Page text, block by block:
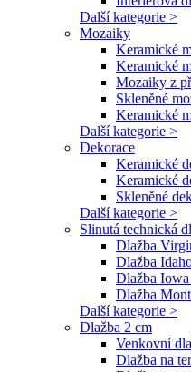
Další kategorie >
Mozaiky
Keramické
Keramické
Mozaiky z
Skleněné
Keramické
Další kategorie >
Dekorace
Keramické
Keramické
Skleněné
Další kategorie >
Slinutá technická
Dlažba
Dlažba
Dlažba
Dlažba
Další kategorie >
Dlažba 2 cm
Venkovní
Dlažba na